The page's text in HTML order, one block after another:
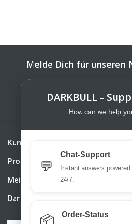
Melde Dich für unseren
Kundendienst
Produkte
Mein Konto
DarkBull TrendStore
DARKBULL –
How can we help
💬
Chat-Support
Instant answers
24/7.
📦 Order-Status